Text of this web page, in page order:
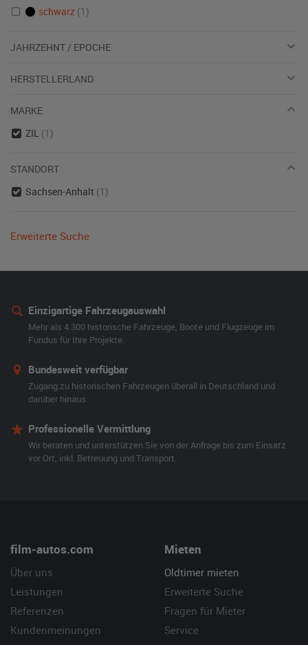
schwarz (1)
JAHRZEHNT / EPOCHE
HERSTELLERLAND
MARKE
ZIL (1)
STANDORT
Sachsen-Anhalt (1)
Erweiterte Suche
Einzigartige Fahrzeugauswahl
Mehr als 4.300 historische Fahrzeuge, Boote und Flugzeuge im
Fundus für Ihre Projekte.
Bundesweit verfügbar
Zugang zu historischen Fahrzeugen überall in Deutschland und
darüber hinaus.
Professionelle Vermittlung
Wir beraten und unterstützen Sie von der Anfrage bis zum Einsatz
vor Ort, inkl. Betreuung und Transport.
film-autos.com
Über uns
Leistungen
Referenzen
Kundenmeinungen
Mieten
Oldtimer mieten
Erweiterte Suche
Fragen für Mieter
Service